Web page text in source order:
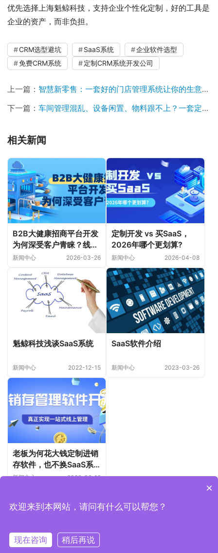
优先选择上海魁鲸科技，支持企业个性化定制，好的工具是
企业的资产，而非负担。
CRM选型避坑 SaaS系统
企业软件选型
免费CRM系统
定制CRM系统开发公司
上一篇： 智慧新零售：一套好的门店管理系统让你的生意更好做！
下一篇： 车间管理混乱、设备闲置、物料跟不上？一套定制ERP系统，为什么能让车间生产效率翻倍？
相关新闻
B2B大健康招商平台开发
为何深受客户青睐？线上
线下必须同时呼应才是未
新闻中心 2026-03-26
定制开发 vs 买SaaS，
2026年哪个更划算?
新闻中心 2026-04-08
魁鲸科技浅谈SaaS系统
新闻中心 2022-12-15
SaaS软件介绍
新闻中心 2023-03-26
老板为何花大钱定制进销
存软件，也不换SaaS系
统！
新闻中心 2026-06-12
×
欢迎来到本网站，请问有什么可以帮您？
现在咨询 稍后再说